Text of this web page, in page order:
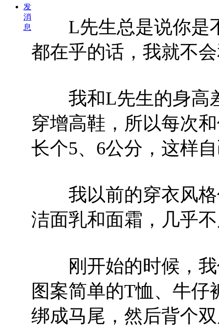
发
消
息
L先生总是说你是
都在乎的话，我就不
我和L先生的身高差
穿增高鞋，所以每次
长个5、6公分，这样
我以前的穿衣风格
洁面乳和面霜，几乎
刚开始的时候，我
图案简单的T恤、牛
绑成马尾，然后背个